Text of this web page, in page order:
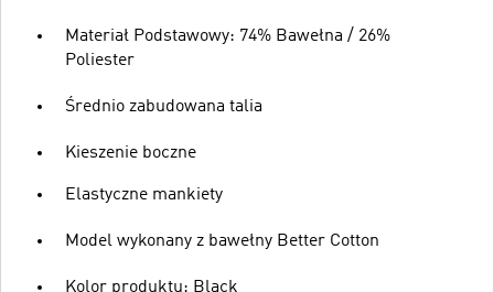
Materiał Podstawowy: 74% Bawełna / 26%
Poliester
Średnio zabudowana talia
Kieszenie boczne
Elastyczne mankiety
Model wykonany z bawełny Better Cotton
Kolor produktu: Black